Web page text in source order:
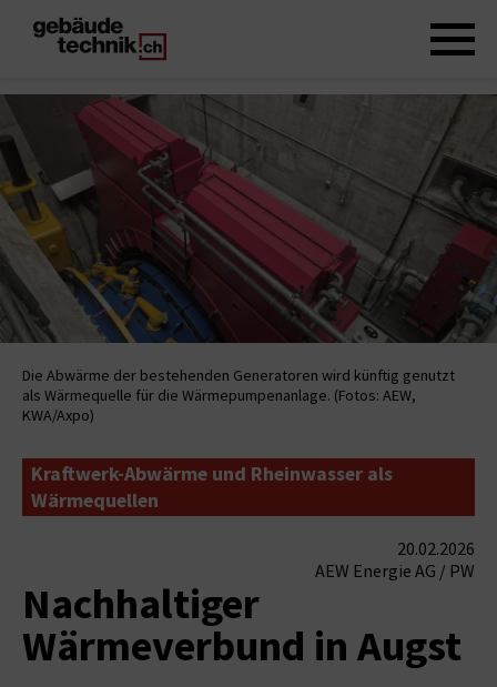
Die Abwärme der bestehenden Generatoren wird künftig genutzt
als Wärmequelle für die Wärmepumpenanlage. (Fotos: AEW,
KWA/Axpo)
Kraftwerk-Abwärme und Rheinwasser als
Wärmequellen
20.02.2026
AEW Energie AG / PW
Nachhaltiger
Wärmeverbund in Augst